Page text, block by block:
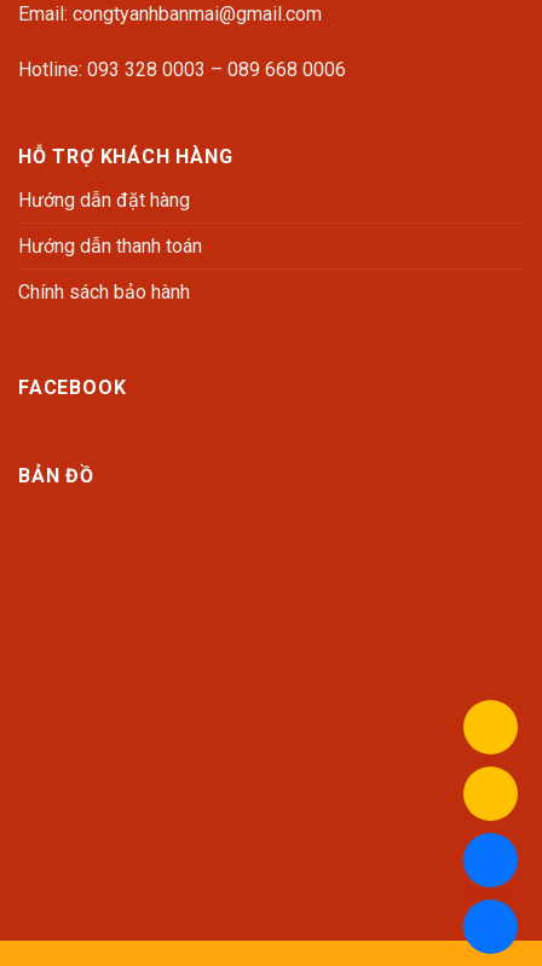
Email: congtyanhbanmai@gmail.com
Hotline: 093 328 0003 – 089 668 0006
HỖ TRỢ KHÁCH HÀNG
Hướng dẫn đặt hàng
Hướng dẫn thanh toán
Chính sách bảo hành
FACEBOOK
BẢN ĐỒ